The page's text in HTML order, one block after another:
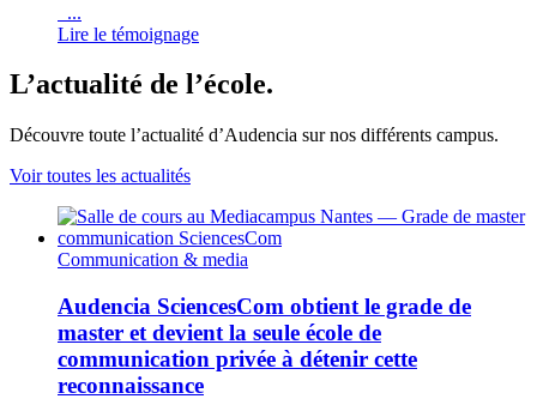
...
Lire le témoignage
L’actualité de l’école.
Découvre toute l’actualité d’Audencia sur nos différents campus.
Voir toutes les actualités
Communication & media
Audencia SciencesCom obtient le grade de
master et devient la seule école de
communication privée à détenir cette
reconnaissance